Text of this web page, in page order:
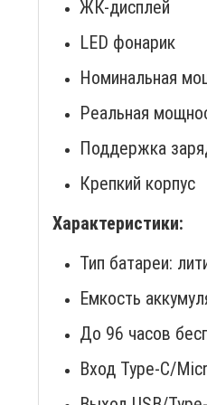
ЖК-дисплей
LED фонарик
Номинальная
Реальная
Поддержка
Крепкий корпус
Характеристики:
Тип батареи:
Емкость
До 96 часов
Вход Type-C/